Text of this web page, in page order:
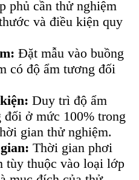
phủ cần thử nghiệm
và điều kiện quy
Đặt mẫu vào buồng
có độ ẩm tương đối
Duy trì độ ẩm
đối ở mức 100% trong
gian thử nghiệm.
Thời gian phơi
tùy thuộc vào loại lớp